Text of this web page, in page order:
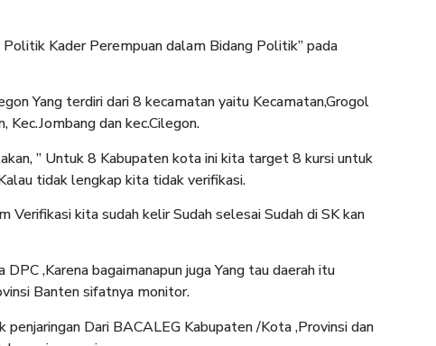
Kader Perempuan dalam Bidang Politik” pada
Yang terdiri dari 8 kecamatan yaitu Kecamatan,Grogol
Kec.Jombang dan kec.Cilegon.
” Untuk 8 Kabupaten kota ini kita target 8 kursi untuk
tidak lengkap kita tidak verifikasi.
Verifikasi kita sudah kelir Sudah selesai Sudah di SK kan
,Karena bagaimanapun juga Yang tau daerah itu
Banten sifatnya monitor.
Dari BACALEG Kabupaten /Kota ,Provinsi dan